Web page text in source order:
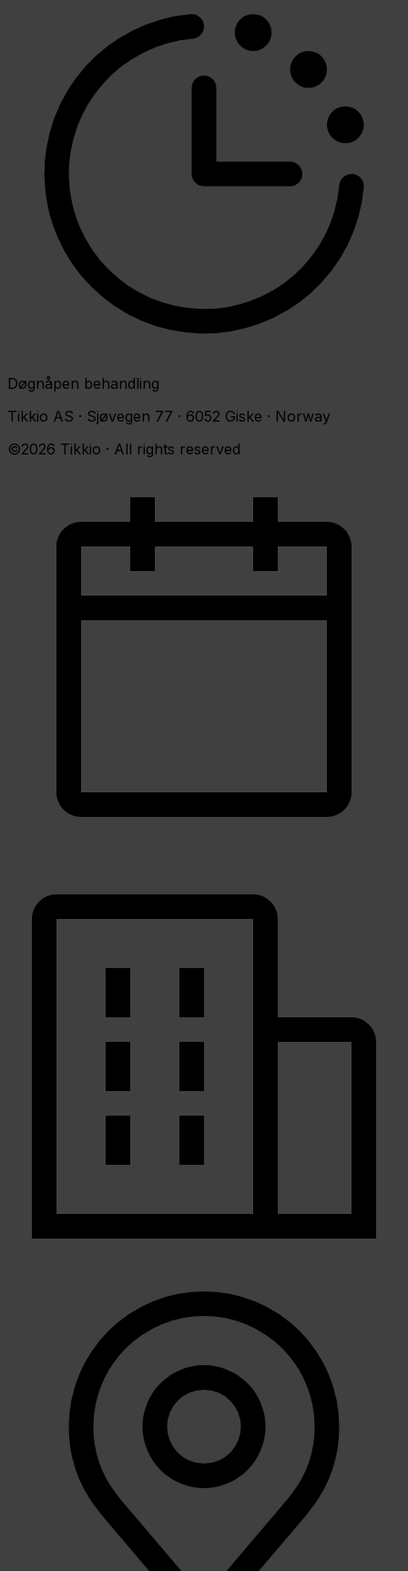
Døgnåpen behandling
Tikkio AS · Sjøvegen 77 · 6052 Giske · Norway
©2026 Tikkio · All rights reserved